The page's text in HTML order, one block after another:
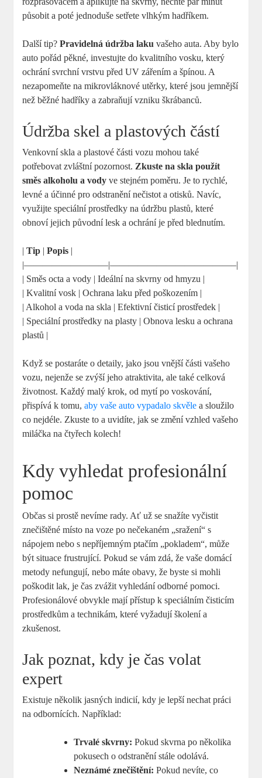
působit a poté jednoduše setřete vlhkým hadříkem.
Další tip?Pravidelná údržba laku vašeho auta. Aby bylo
auto pořád pěkné, investujte do kvalitního vosku, který
ochrání svrchní vrstvu před UV zářením a špínou. A
nezapomeňte na mikrovláknové utěrky, které jsou jemnější
než běžné hadříky a zabraňují vzniku škrábanců.
Údržba skel a plastových částí
Venkovní skla a plastové části vozu mohou také
potřebovat zvláštní pozornost. Zkuste na skla použít
směs alkoholu a vody ve stejném poměru. Je to rychlé,
levné a účinné pro odstranění nečistot a otisků. Navíc,
využijte speciální prostředky na údržbu plastů, které
obnoví jejich původní lesk a ochrání je před blednutím.
|Tip |Popis |
|—————————|—————————————–|
| Směs octa a vody | Ideální na skvrny od hmyzu |
| Kvalitní vosk | Ochrana laku před poškozením |
| Alkohol a voda na skla | Efektivní čisticí prostředek |
| Speciální prostředky na plasty | Obnova lesku a ochrana
plastů |
Když se postaráte o detaily, jako jsou vnější části vašeho
vozu, nejenže se zvýší jeho atraktivita, ale také celková
životnost. Každý malý krok, od mytí po voskování,
přispívá k tomu,aby vaše auto vypadalo skvěle a sloužilo
co nejdéle. Zkuste to a uvidíte, jak se změní vzhled vašeho
miláčka na čtyřech kolech!
Kdy vyhledat profesionální
pomoc
Občas si prostě nevíme rady. Ať už se snažíte vyčistit
znečištěné místo na voze po nečekaném „sražení“ s
nápojem nebo s nepříjemným ptačím „pokladem“, může
být situace frustrující. Pokud se vám zdá, že vaše domácí
metody nefungují, nebo máte obavy, že byste si mohli
poškodit lak, je čas zvážit vyhledání odborné pomoci.
Profesionálové obvykle mají přístup k speciálním čisticím
prostředkům a technikám, které vyžadují školení a
zkušenost.
Jak poznat, kdy je čas volat
expert
Existuje několik jasných indicií, kdy je lepší nechat práci
na odbornících. Například:
Trvalé skvrny: Pokud skvrna po několika
pokusech o odstranění stále odolává.
Neznámé znečištění: Pokud nevíte, co